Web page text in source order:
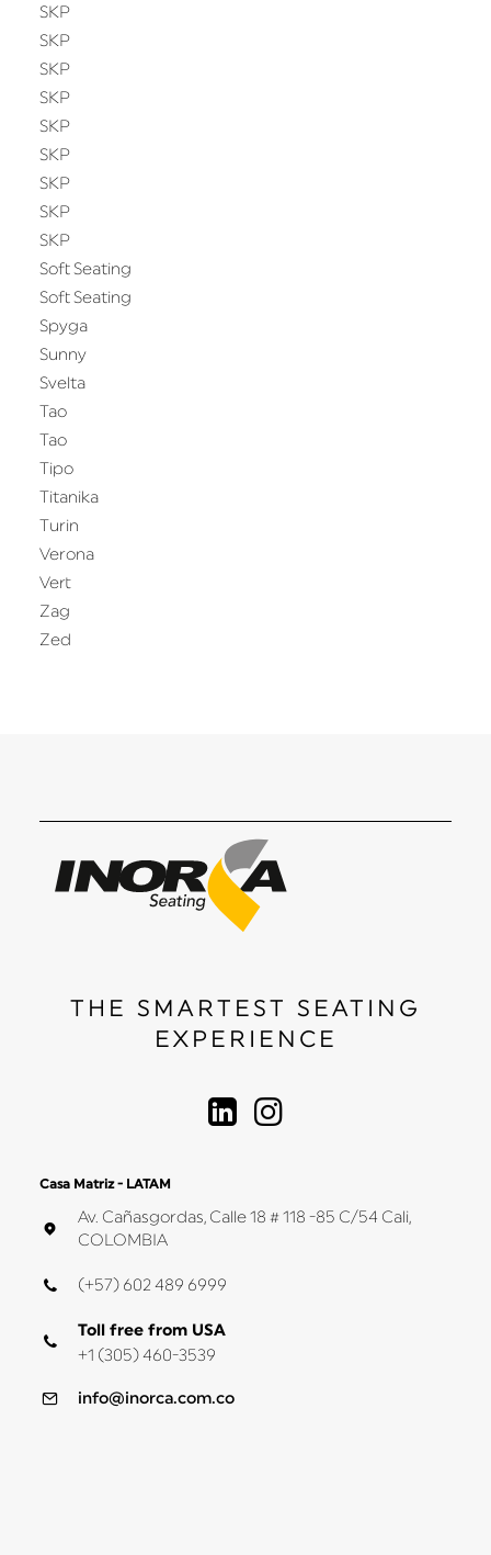
SKP
SKP
SKP
SKP
SKP
SKP
SKP
SKP
SKP
Soft Seating
Soft Seating
Spyga
Sunny
Svelta
Tao
Tao
Tipo
Titanika
Turin
Verona
Vert
Zag
Zed
THE SMARTEST SEATING
EXPERIENCE
Casa Matriz - LATAM
Av. Cañasgordas, Calle 18 # 118 -85 C/54 Cali,
COLOMBIA
(+57) 602 489 6999
Toll free from USA
+1 (305) 460-3539
info@inorca.com.co